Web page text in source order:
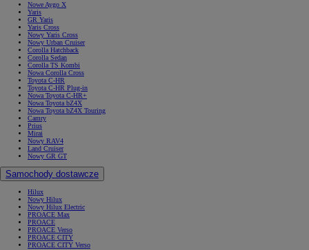
Nowe Aygo X
Yaris
GR Yaris
Yaris Cross
Nowy Yaris Cross
Nowy Urban Cruiser
Corolla Hatchback
Corolla Sedan
Corolla TS Kombi
Nowa Corolla Cross
Toyota C-HR
Toyota C-HR Plug-in
Nowa Toyota C-HR+
Nowa Toyota bZ4X
Nowa Toyota bZ4X Touring
Camry
Prius
Mirai
Nowy RAV4
Land Cruiser
Nowy GR GT
Samochody dostawcze
Hilux
Nowy Hilux
Nowy Hilux Electric
PROACE Max
PROACE
PROACE Verso
PROACE CITY
PROACE CITY Verso